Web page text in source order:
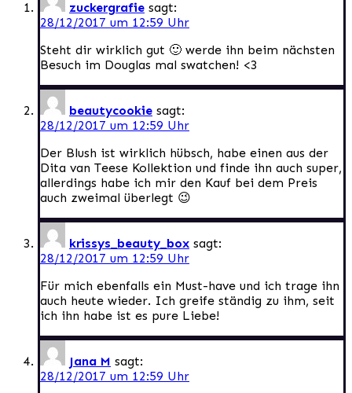
zuckergrafie sagt:
28/12/2017 um 12:59 Uhr
Steht dir wirklich gut 🙂 werde ihn beim nächsten
Besuch im Douglas mal swatchen! <3
beautycookie sagt:
28/12/2017 um 12:59 Uhr
Der Blush ist wirklich hübsch, habe einen aus der
Dita van Teese Kollektion und finde ihn auch super,
allerdings habe ich mir den Kauf bei dem Preis
auch zweimal überlegt 😉
krissys_beauty_box sagt:
28/12/2017 um 12:59 Uhr
Für mich ebenfalls ein Must-have und ich trage ihn
auch heute wieder. Ich greife ständig zu ihm, seit
ich ihn habe ist es pure Liebe!
Jana M sagt:
28/12/2017 um 12:59 Uhr